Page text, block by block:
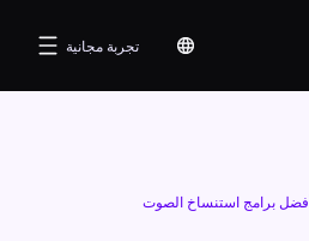
تجربة مجانية
أفضل برامج استنساخ الصوت